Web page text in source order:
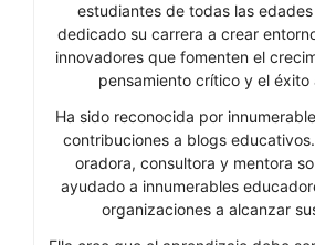
estudiantes de todas las
dedicado su carrera a crear
innovadores que fomenten el
pensamiento crítico y el éxito
Ha sido reconocida por
contribuciones a blogs
oradora, consultora y mentora
ayudado a innumerables
organizaciones a alcanzar